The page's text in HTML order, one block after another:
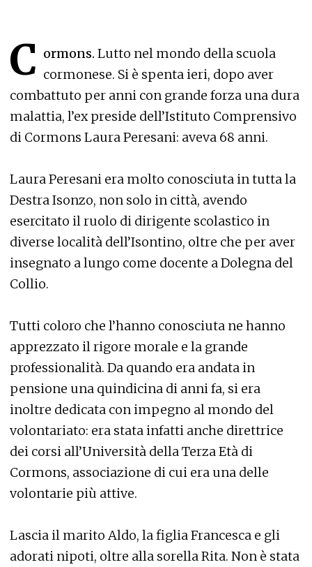
C ormons. Lutto nel mondo della scuola
cormonese. Si è spenta ieri, dopo aver
combattuto per anni con grande forza una dura
malattia, l’ex preside dell’Istituto Comprensivo
di Cormons Laura Peresani: aveva 68 anni.
Laura Peresani era molto conosciuta in tutta la
Destra Isonzo, non solo in città, avendo
esercitato il ruolo di dirigente scolastico in
diverse località dell’Isontino, oltre che per aver
insegnato a lungo come docente a Dolegna del
Collio.
Tutti coloro che l’hanno conosciuta ne hanno
apprezzato il rigore morale e la grande
professionalità. Da quando era andata in
pensione una quindicina di anni fa, si era
inoltre dedicata con impegno al mondo del
volontariato: era stata infatti anche direttrice
dei corsi all’Università della Terza Età di
Cormons, associazione di cui era una delle
volontarie più attive.
Lascia il marito Aldo, la figlia Francesca e gli
adorati nipoti, oltre alla sorella Rita. Non è stata